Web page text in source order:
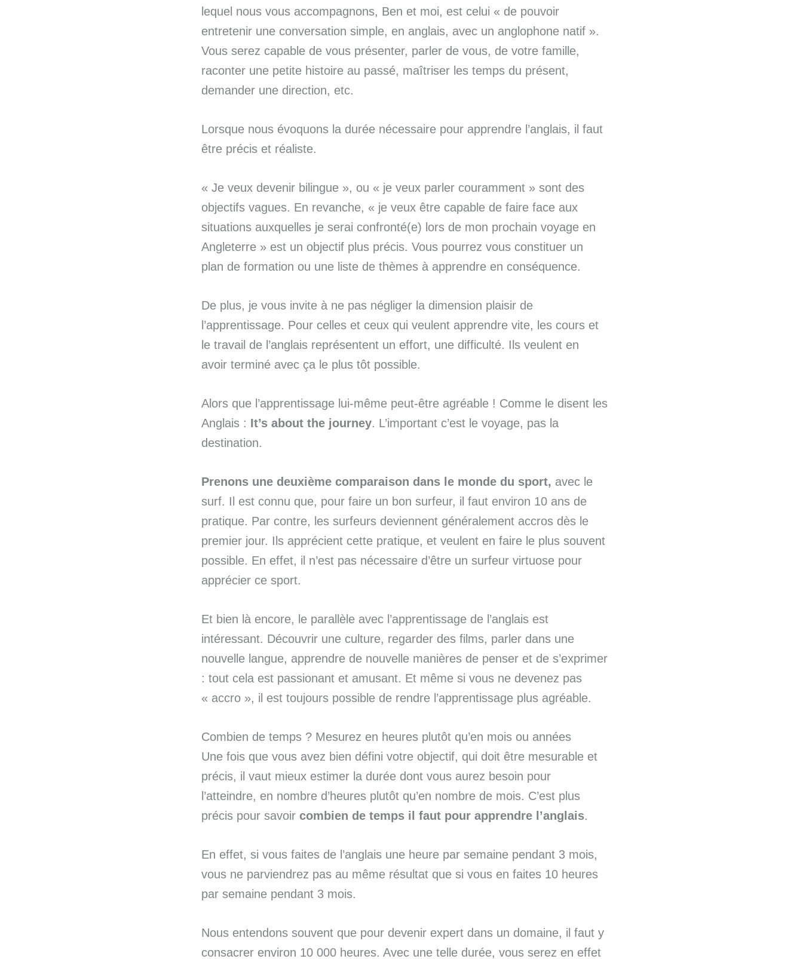
lequel nous vous accompagnons, Ben et moi, est celui « de pouvoir
entretenir une conversation simple, en anglais, avec un anglophone natif ».
Vous serez capable de vous présenter, parler de vous, de votre famille,
raconter une petite histoire au passé, maîtriser les temps du présent,
demander une direction, etc.
Lorsque nous évoquons la durée nécessaire pour apprendre l’anglais, il faut
être précis et réaliste.
« Je veux devenir bilingue », ou « je veux parler couramment » sont des
objectifs vagues. En revanche, « je veux être capable de faire face aux
situations auxquelles je serai confronté(e) lors de mon prochain voyage en
Angleterre » est un objectif plus précis. Vous pourrez vous constituer un
plan de formation ou une liste de thèmes à apprendre en conséquence.
De plus, je vous invite à ne pas négliger la dimension plaisir de
l’apprentissage. Pour celles et ceux qui veulent apprendre vite, les cours et
le travail de l’anglais représentent un effort, une difficulté. Ils veulent en
avoir terminé avec ça le plus tôt possible.
Alors que l’apprentissage lui-même peut-être agréable ! Comme le disent les
Anglais : It’s about the journey. L’important c’est le voyage, pas la
destination.
Prenons une deuxième comparaison dans le monde du sport, avec le
surf. Il est connu que, pour faire un bon surfeur, il faut environ 10 ans de
pratique. Par contre, les surfeurs deviennent généralement accros dès le
premier jour. Ils apprécient cette pratique, et veulent en faire le plus souvent
possible. En effet, il n’est pas nécessaire d’être un surfeur virtuose pour
apprécier ce sport.
Et bien là encore, le parallèle avec l’apprentissage de l’anglais est
intéressant. Découvrir une culture, regarder des films, parler dans une
nouvelle langue, apprendre de nouvelle manières de penser et de s’exprimer
: tout cela est passionant et amusant. Et même si vous ne devenez pas
« accro », il est toujours possible de rendre l’apprentissage plus agréable.
Combien de temps ? Mesurez en heures plutôt qu’en mois ou années
Une fois que vous avez bien défini votre objectif, qui doit être mesurable et
précis, il vaut mieux estimer la durée dont vous aurez besoin pour
l’atteindre, en nombre d’heures plutôt qu’en nombre de mois. C’est plus
précis pour savoir combien de temps il faut pour apprendre l’anglais.
En effet, si vous faites de l’anglais une heure par semaine pendant 3 mois,
vous ne parviendrez pas au même résultat que si vous en faites 10 heures
par semaine pendant 3 mois.
Nous entendons souvent que pour devenir expert dans un domaine, il faut y
consacrer environ 10 000 heures. Avec une telle durée, vous serez en effet